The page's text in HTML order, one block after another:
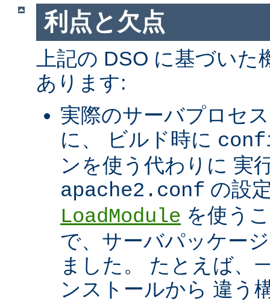
利点と欠点
上記の DSO に基づい
あります:
実際のサーバプロセ
に、 ビルド時に
ンを使う代わりに 実
apache2.conf の設
LoadModule を使う
で、サーバパッケー
ました。 たとえば、
ンストールから 違う